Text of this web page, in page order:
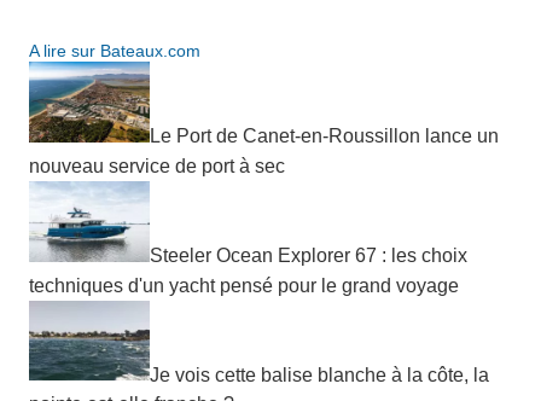
A lire sur Bateaux.com
Le Port de Canet-en-Roussillon lance un
nouveau service de port à sec
Steeler Ocean Explorer 67 : les choix
techniques d'un yacht pensé pour le grand voyage
Je vois cette balise blanche à la côte, la